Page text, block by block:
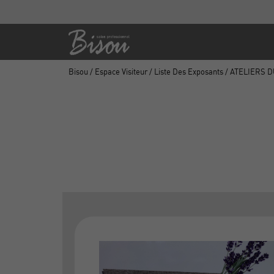
Bisou / Espace Visiteur / Liste Des Exposants / ATELIERS